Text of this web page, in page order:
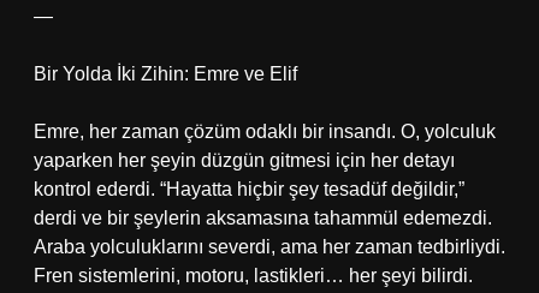
—
Bir Yolda İki Zihin: Emre ve Elif
Emre, her zaman çözüm odaklı bir insandı. O, yolculuk
yaparken her şeyin düzgün gitmesi için her detayı
kontrol ederdi. “Hayatta hiçbir şey tesadüf değildir,”
derdi ve bir şeylerin aksamasına tahammül edemezdi.
Araba yolculuklarını severdi, ama her zaman tedbirliydi.
Fren sistemlerini, motoru, lastikleri… her şeyi bilirdi.